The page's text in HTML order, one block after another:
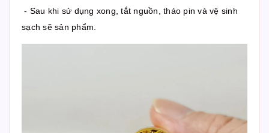
- Sau khi sử dụng xong, tắt nguồn, tháo pin và vệ sinh
sạch sẽ sản phẩm.